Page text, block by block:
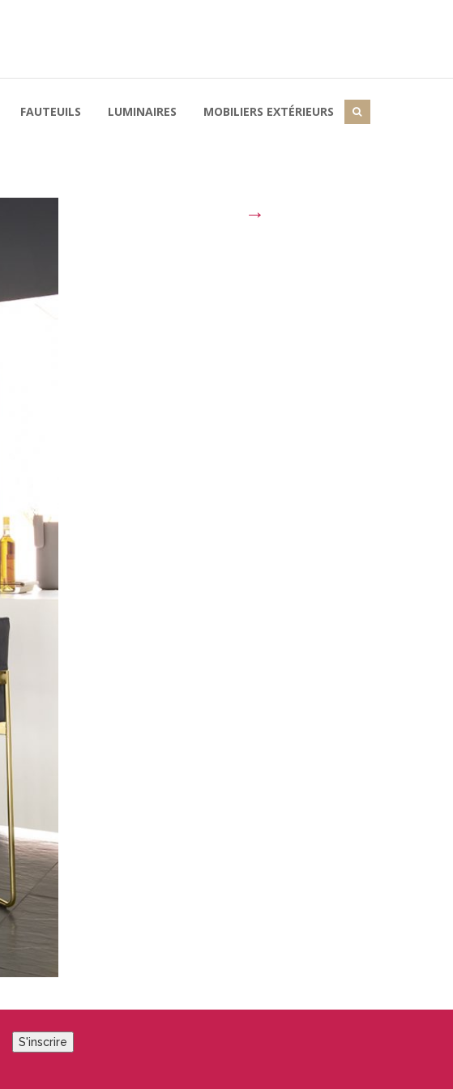
FAUTEUILS LUMINAIRES MOBILIERS EXTÉRIEURS
→
S'inscrire